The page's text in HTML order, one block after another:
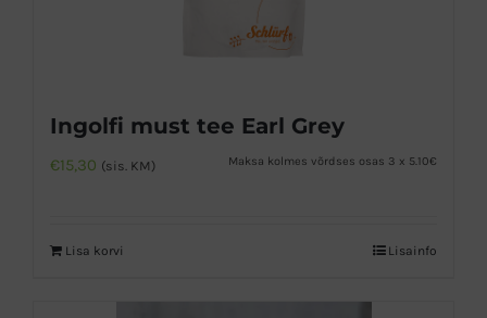
Ingolfi must tee Earl Grey
€15,30 (sis. KM) Maksa kolmes võrdses osas 3 x 5.10€
Lisa korvi Lisainfo